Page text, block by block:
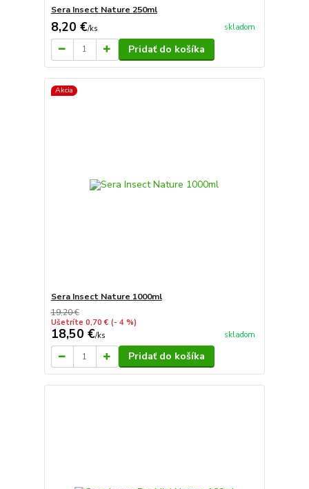
Sera Insect Nature 250ml
8,20 €/ks skladom
Pridať do košíka
Akcia
Sera Insect Nature 1000ml
19,20 €
Ušetríte 0,70 € (- 4 %)
18,50 €/ks skladom
Pridať do košíka